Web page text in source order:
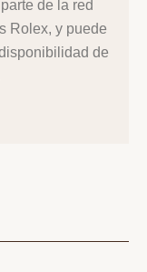
de la red
Rolex, y puede
de